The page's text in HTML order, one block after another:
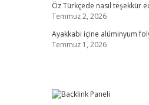
Öz Türkçede nasıl teşekkür
Temmuz 2, 2026
Ayakkabi içine alüminyum
Temmuz 1, 2026